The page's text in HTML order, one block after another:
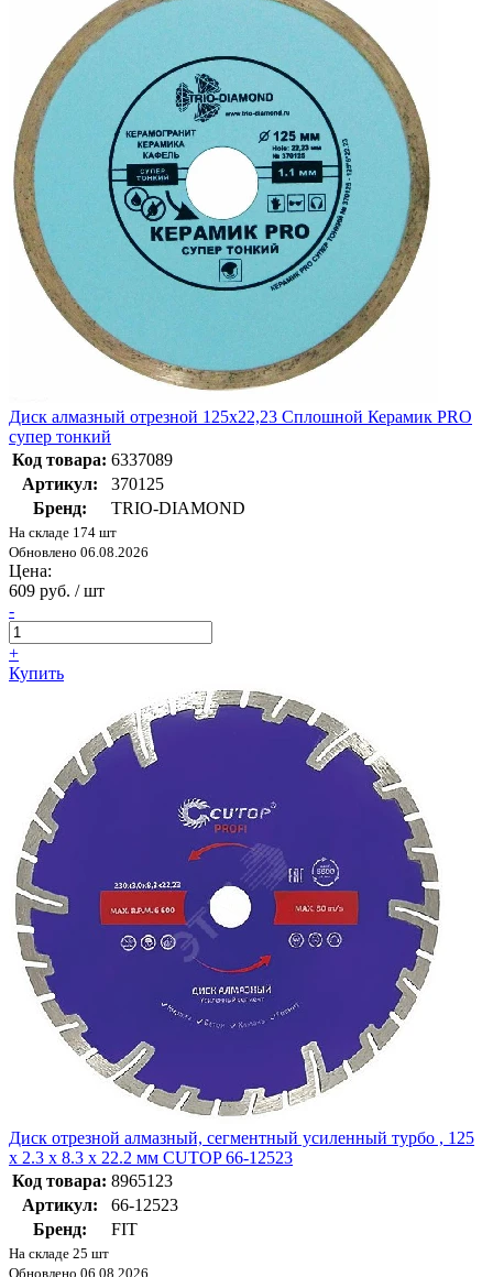
Диск алмазный отрезной 125х22,23 Сплошной Керамик PRO
супер тонкий
Код товара: 6337089
Артикул:
370125
Бренд:
TRIO-DIAMOND
На складе 174 шт
Обновлено 06.08.2026
Цена:
609 руб. / шт
-
+
Купить
Диск отрезной алмазный, сегментный усиленный турбо , 125
x 2.3 x 8.3 x 22.2 мм CUTOP 66-12523
Код товара: 8965123
Артикул:
66-12523
Бренд:
FIT
На складе 25 шт
Обновлено 06.08.2026